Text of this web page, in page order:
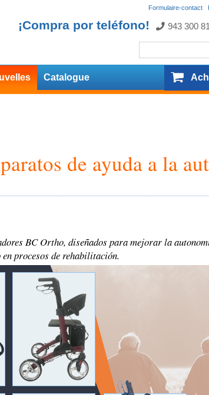
Formulaire-contact
¡Compra por teléfono! 943 300
Catalogue
de ayuda a la
BC Ortho, diseñados para mejorar la
procesos de rehabilitación.